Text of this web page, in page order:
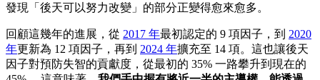
發現「後天可以努力改變」的部分正變得愈來愈多。
回顧這幾年的進展，從 2017 年最初認定的 9 項因子，到 2020
年更新為 12 項因子，再到 2024 年擴充至 14 項。這也讓後天
因子對預防失智的貢獻度，從最初的 35% 一路攀升到現在的